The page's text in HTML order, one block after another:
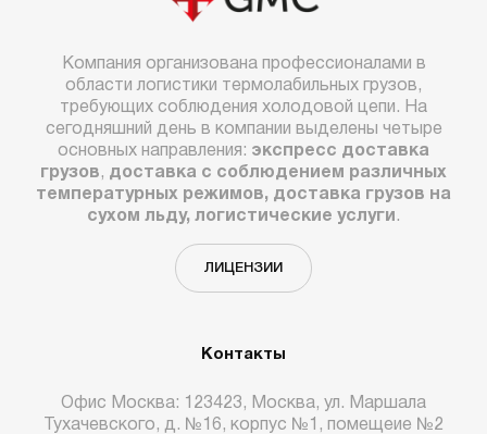
Компания организована профессионалами в
области логистики термолабильных грузов,
требующих соблюдения холодовой цепи. На
сегодняшний день в компании выделены четыре
основных направления: экспресс доставка
грузов, доставка с соблюдением различных
температурных режимов, доставка грузов на
сухом льду, логистические услуги .
ЛИЦЕНЗИИ
Контакты
Офис Москва: 123423, Москва, ул. Маршала
Тухачевского, д. №16, корпус №1, помещеие №2